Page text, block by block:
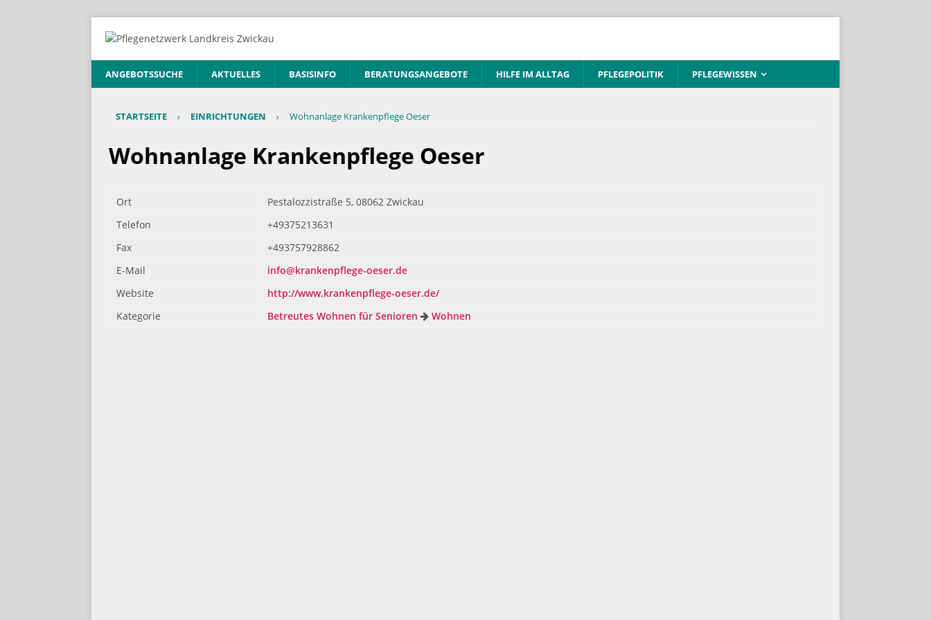
ANGEBOTSSUCHE AKTUELLES BASISINFO BERATUNGSANGEBOTE HILFE IM ALLTAG PFLEGEPOLITIK PFLEGEWISSEN
STARTSEITE EINRICHTUNGEN Wohnanlage Krankenpflege Oeser
Wohnanlage Krankenpflege Oeser
Ort
Pestalozzistraße 5, 08062 Zwickau
Telefon
+49375213631
Fax
+493757928862
E-Mail
info@krankenpflege-oeser.de
Website
http://www.krankenpflege-oeser.de/
Kategorie
Betreutes Wohnen für Senioren Wohnen